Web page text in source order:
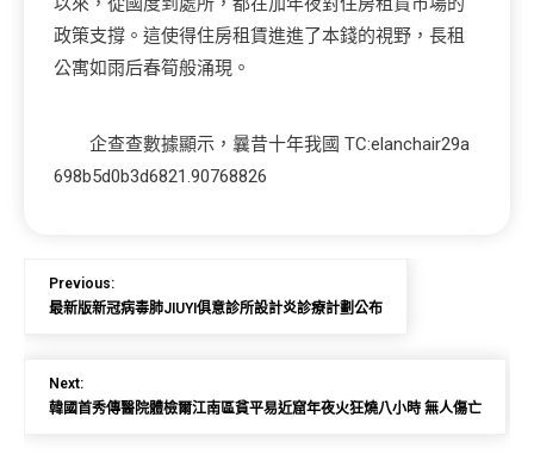
政策支撐。這使得住房租賃進進了本錢的視野，長租
公寓如雨后春筍般涌現。
企查查數據顯示，曩昔十年我國 TC:elanchair29a
698b5d0b3d6821.90768826
Previous:
最新版新冠病毒肺JIUYI俱意診所設計炎診療計劃公布
Next:
韓國首秀傳醫院體檢爾江南區貧平易近窟年夜火狂燒八小時 無人傷亡